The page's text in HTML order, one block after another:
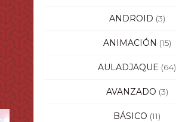
ANDROID (3)
ANIMACIÓN (15)
AULADJAQUE (64)
AVANZADO (3)
BÁSICO (11)